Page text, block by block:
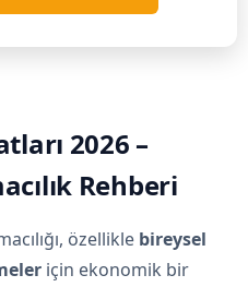
2026 –
Rehberi
özellikle bireysel
için ekonomik bir